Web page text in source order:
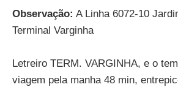
Observação: A Linha 6072-10
Terminal Varginha
Letreiro TERM. VARGINHA, e o
viagem pela manha 48 min,